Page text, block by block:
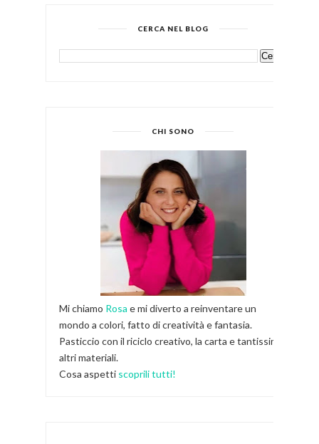
CERCA NEL BLOG
CHI SONO
Mi chiamo Rosa e mi diverto a reinventare un
mondo a colori, fatto di creatività e fantasia.
Pasticcio con il riciclo creativo, la carta e tantissimi
altri materiali.
Cosa aspetti scoprili tutti!